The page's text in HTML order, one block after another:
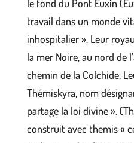
le fond du Pont Euxin
travail dans un monde
inhospitalier ». Leur
la mer Noire, au nord de
chemin de la Colchide.
Thémiskyra, nom
partage la loi divine ».
construit avec themis «